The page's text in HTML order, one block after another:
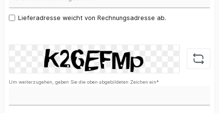
Lieferadresse weicht von Rechnungsadresse ab.
Um weiterzugehen, geben Sie die oben abgebildeten Zeichen ein*